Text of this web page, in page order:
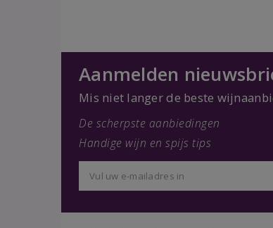
Aanmelden
Mis niet langer de beste
De scherpste aanbiedingen
Handige wijn en spijs tips